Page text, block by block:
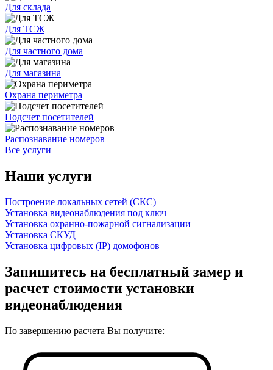
Для склада
Для ТСЖ
Для частного дома
Для магазина
Охрана периметра
Подсчет посетителей
Распознавание номеров
Все услуги
Наши услуги
Построение локальных сетей (СКС)
Установка видеонаблюдения под ключ
Установка охранно-пожарной сигнализации
Установка СКУД
Установка цифровых (IP) домофонов
Запишитесь на бесплатный замер и
расчет стоимости установки
видеонаблюдения
По завершению расчета Вы получите: